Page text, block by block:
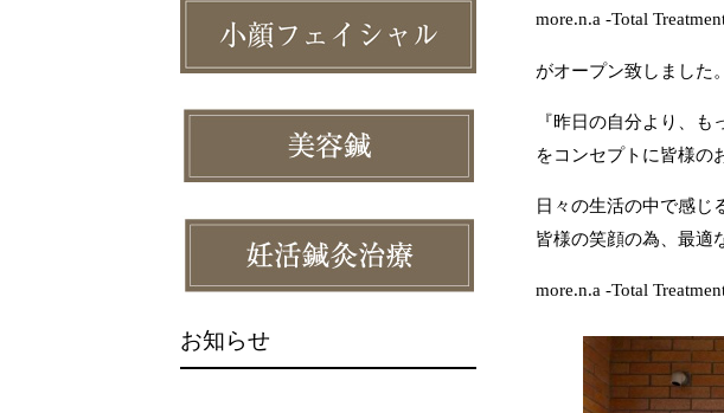
more.n.a -Total
がオープン致しました。
『昨日の自分より、も
をコンセプトに皆様の
日々の生活の中で感じ
皆様の笑顔の為、最適
more.n.a -Total
お知らせ